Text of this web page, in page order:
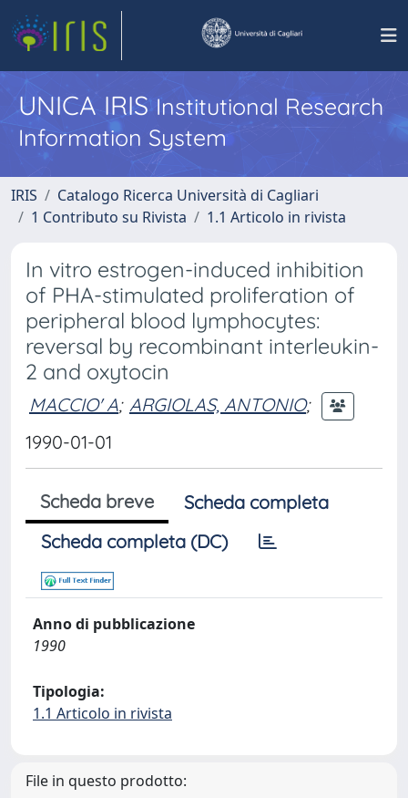
UNICA IRISInstitutional Research
Information System
IRIS
Catalogo Ricerca Università di Cagliari
1 Contributo su Rivista
1.1 Articolo in rivista
In vitro estrogen-induced inhibition
of PHA-stimulated proliferation of
peripheral blood lymphocytes:
reversal by recombinant interleukin-
2 and oxytocin
MACCIO' A; ARGIOLAS, ANTONIO;
1990-01-01
Scheda breve
Scheda completa
Scheda completa (DC)
Anno di pubblicazione
1990
Tipologia:
1.1 Articolo in rivista
File in questo prodotto: